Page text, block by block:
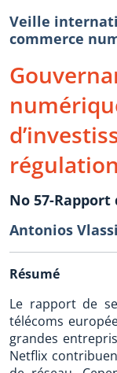
Veille
commerce
régulation
No 57-Rapport
Antonios
Résumé
Le rapport de
télécoms
grandes
Netflix